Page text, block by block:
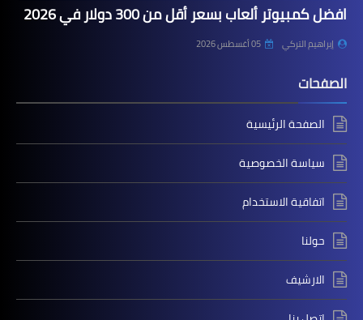
افضل كمبيوتر ألعاب بسعر أقل من 300 دولار في 2026
إبراهيم التركي 05 أغسطس 2026
الصفحات
الصفحة الرئيسية
سياسة الخصوصية
اتفاقية الاستخدام
حولنا
الارشيف